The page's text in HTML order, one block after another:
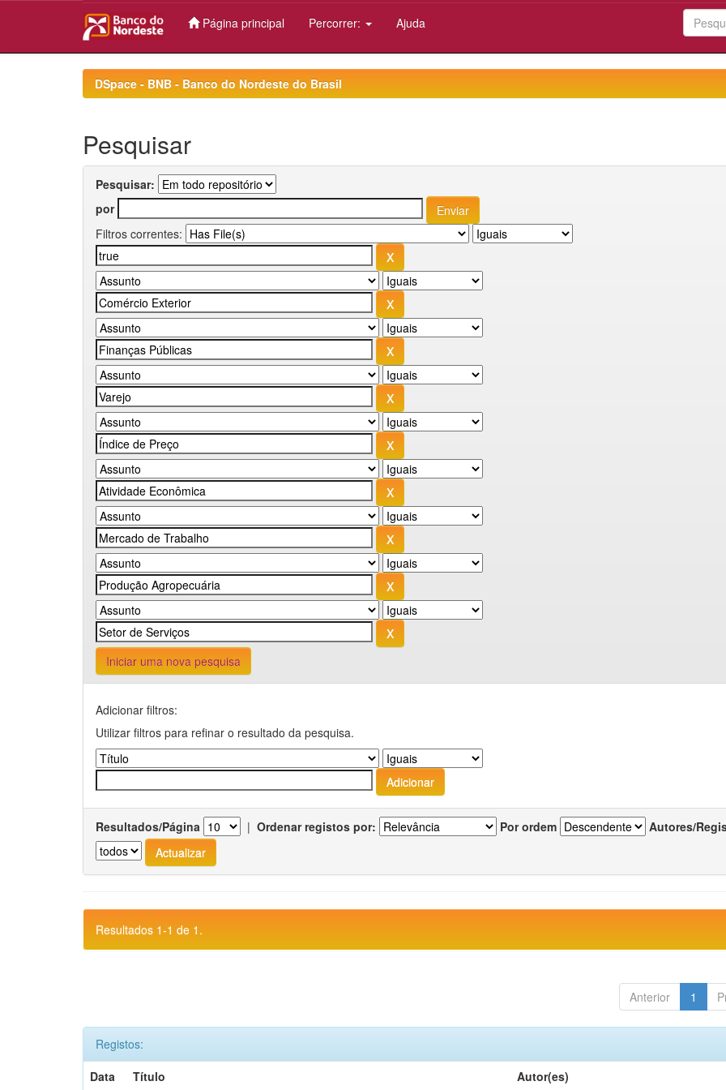
Página principal Percorrer: Ajuda
DSpace - BNB - Banco do Nordeste do Brasil
Pesquisar
Pesquisar:
por
Filtros correntes:
Iniciar uma nova pesquisa
Adicionar filtros:
Utilizar filtros para refinar o resultado da pesquisa.
Resultados/Página | Ordenar registos por: Por ordem Autores/
Resultados 1-1 de 1.
Anterior 1
Registos:
Data
Título Autor(es)